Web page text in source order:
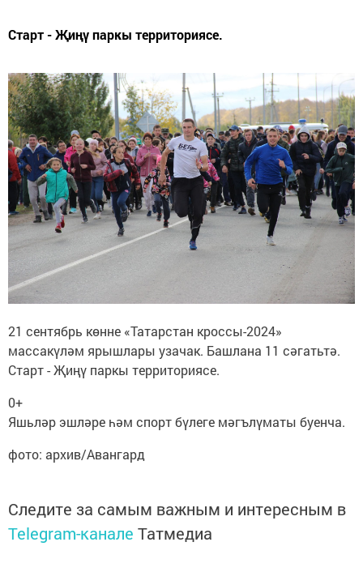
Старт - Җиңү паркы территориясе.
21 сентябрь көнне «Татарстан кроссы-2024»
массакүләм ярышлары узачак. Башлана 11 сәгатьтә.
Старт - Җиңү паркы территориясе.
0+
Яшьләр эшләре һәм спорт бүлеге мәгълүматы буенча.
фото: архив/Авангард
Следите за самым важным и интересным в
Telegram-канале Татмедиа